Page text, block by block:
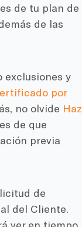
de tu plan de
de las
y
por
no olvide Haz
de que
previa
de
del Cliente.